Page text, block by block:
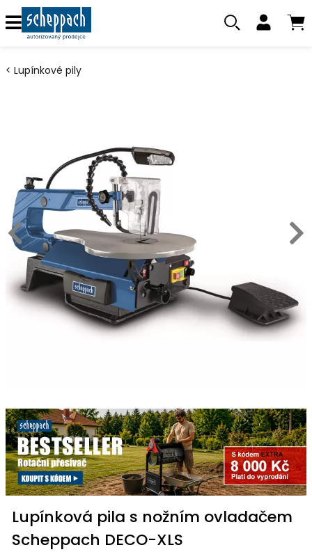
Lupínkové pily
Lupínková pila s nožním ovladačem
Scheppach DECO-XLS